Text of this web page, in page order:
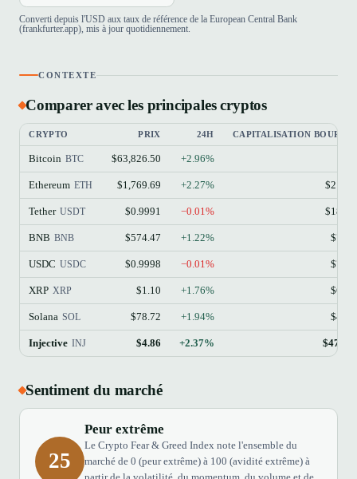
Converti depuis l'USD aux taux de référence de la European Central Bank
(frankfurter.app), mis à jour quotidiennement.
CONTEXTE
Comparer avec les principales cryptos
CRYPTO PRIX 24H CAPITALISATION
Bitcoin BTC $63,826.50 +2.96%
Ethereum ETH $1,769.69 +2.27%
Tether USDT $0.9991 −0.01%
BNB BNB $574.47 +1.22%
USDC USDC $0.9998 −0.01%
XRP XRP $1.10 +1.76%
Solana SOL $78.72 +1.94%
Injective INJ $4.86 +2.37%
Sentiment du marché
25
Peur extrême
Le Crypto Fear & Greed Index note l'ensemble du
marché de 0 (peur extrême) à 100 (avidité extrême) à